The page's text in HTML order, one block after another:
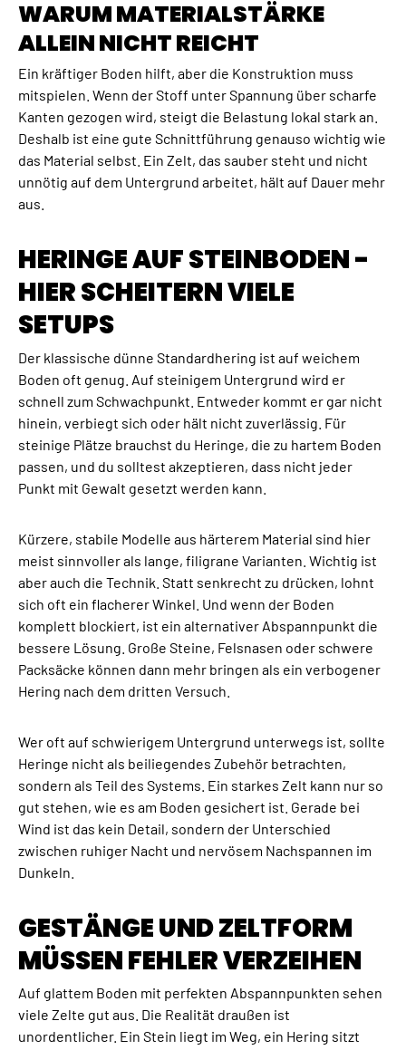
WARUM MATERIALSTÄRKE
ALLEIN NICHT REICHT
Ein kräftiger Boden hilft, aber die Konstruktion muss
mitspielen. Wenn der Stoff unter Spannung über scharfe
Kanten gezogen wird, steigt die Belastung lokal stark an.
Deshalb ist eine gute Schnittführung genauso wichtig wie
das Material selbst. Ein Zelt, das sauber steht und nicht
unnötig auf dem Untergrund arbeitet, hält auf Dauer mehr
aus.
HERINGE AUF STEINBODEN -
HIER SCHEITERN VIELE
SETUPS
Der klassische dünne Standardhering ist auf weichem
Boden oft genug. Auf steinigem Untergrund wird er
schnell zum Schwachpunkt. Entweder kommt er gar nicht
hinein, verbiegt sich oder hält nicht zuverlässig. Für
steinige Plätze brauchst du Heringe, die zu hartem Boden
passen, und du solltest akzeptieren, dass nicht jeder
Punkt mit Gewalt gesetzt werden kann.
Kürzere, stabile Modelle aus härterem Material sind hier
meist sinnvoller als lange, filigrane Varianten. Wichtig ist
aber auch die Technik. Statt senkrecht zu drücken, lohnt
sich oft ein flacherer Winkel. Und wenn der Boden
komplett blockiert, ist ein alternativer Abspannpunkt die
bessere Lösung. Große Steine, Felsnasen oder schwere
Packsäcke können dann mehr bringen als ein verbogener
Hering nach dem dritten Versuch.
Wer oft auf schwierigem Untergrund unterwegs ist, sollte
Heringe nicht als beiliegendes Zubehör betrachten,
sondern als Teil des Systems. Ein starkes Zelt kann nur so
gut stehen, wie es am Boden gesichert ist. Gerade bei
Wind ist das kein Detail, sondern der Unterschied
zwischen ruhiger Nacht und nervösem Nachspannen im
Dunkeln.
GESTÄNGE UND ZELTFORM
MÜSSEN FEHLER VERZEIHEN
Auf glattem Boden mit perfekten Abspannpunkten sehen
viele Zelte gut aus. Die Realität draußen ist
unordentlicher. Ein Stein liegt im Weg, ein Hering sitzt